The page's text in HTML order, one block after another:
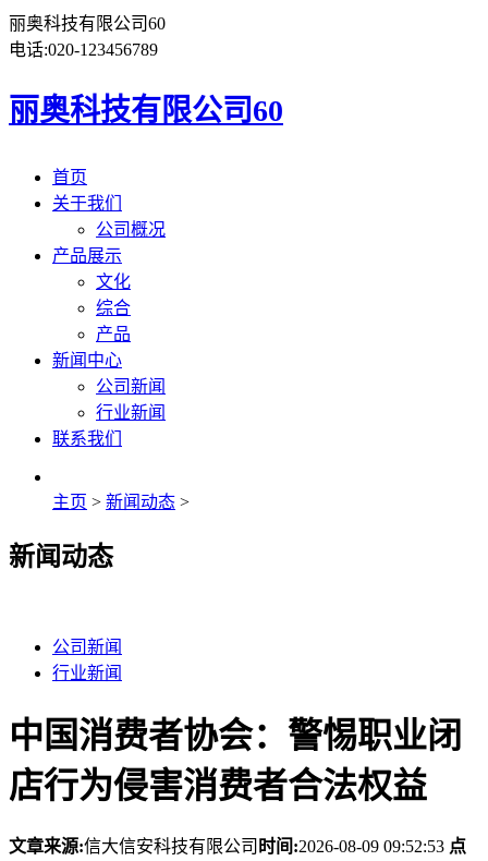
丽奥科技有限公司60
电话:020-123456789
丽奥科技有限公司60
首页
关于我们
公司概况
产品展示
文化
综合
产品
新闻中心
公司新闻
行业新闻
联系我们
主页 > 新闻动态 >
新闻动态
公司新闻
行业新闻
中国消费者协会：警惕职业闭
店行为侵害消费者合法权益
文章来源:信大信安科技有限公司 时间:2026-08-09 09:52:53 点